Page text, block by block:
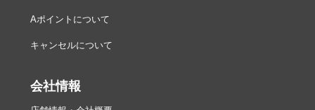
Aポイントについて
キャンセルについて
会社情報